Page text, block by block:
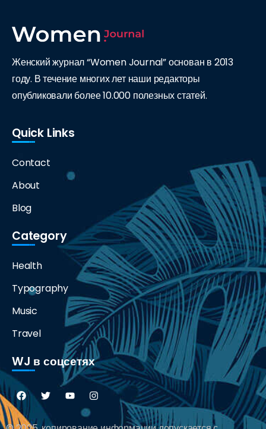
Женский журнал “Women Journal” основан в 2013
году. В течение многих лет наши редакторы
опубликовали более 10.000 полезных статей.
Quick Links
Contact
About
Blog
Category
Health
Typography
Music
Travel
WJ в соцсетях